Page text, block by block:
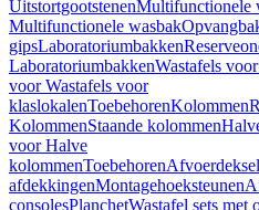
UitstortgootstenenMultifunctionele
Multifunctionele wasbak
gipsLaboratoriumbakken
LaboratoriumbakkenWastafels
voor Wastafels voor
klaslokalenToebehorenKolommen
KolommenStaande kolommen
voor Halve
kolommenToebehorenAfvoerdeksel
afdekkingenMontagehoeksteunen
consolesPlanchetWastafel sets met